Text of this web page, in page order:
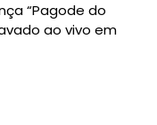
“Pagode do
ao vivo em